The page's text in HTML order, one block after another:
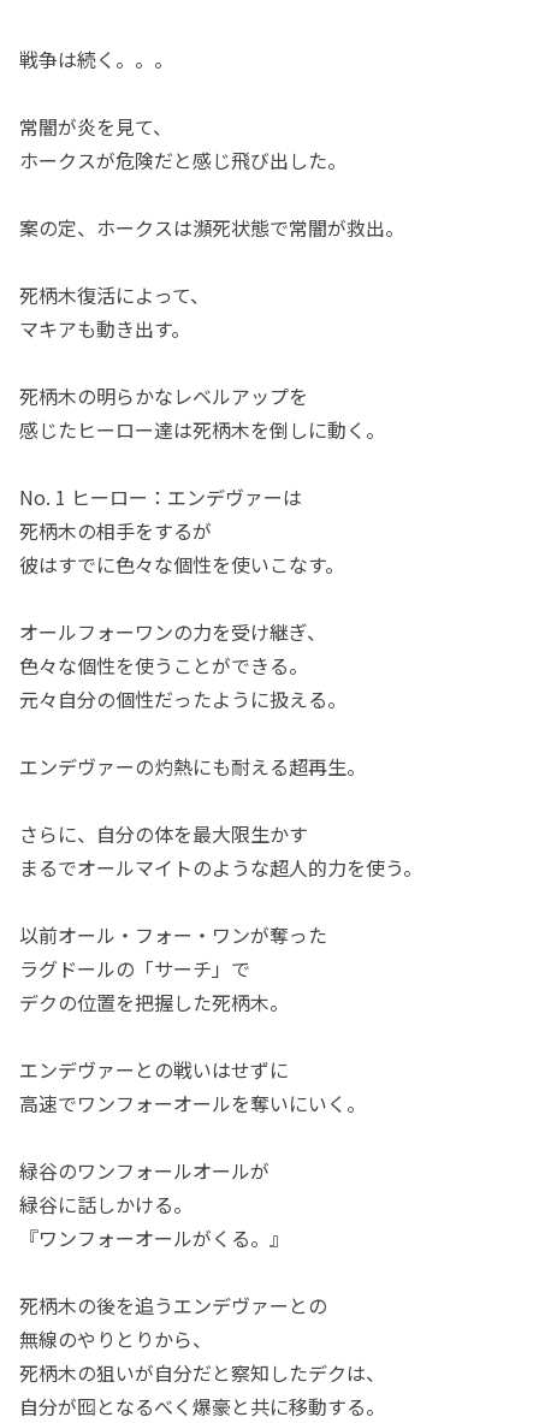
戦争は続く。。。
常闇が炎を見て、
ホークスが危険だと感じ飛び出した。
案の定、ホークスは瀕死状態で常闇が救出。
死柄木復活によって、
マキアも動き出す。
死柄木の明らかなレベルアップを
感じたヒーロー達は死柄木を倒しに動く。
No. 1 ヒーロー：エンデヴァーは
死柄木の相手をするが
彼はすでに色々な個性を使いこなす。
オールフォーワンの力を受け継ぎ、
色々な個性を使うことができる。
元々自分の個性だったように扱える。
エンデヴァーの灼熱にも耐える超再生。
さらに、自分の体を最大限生かす
まるでオールマイトのような超人的力を使う。
以前オール・フォー・ワンが奪った
ラグドールの「サーチ」で
デクの位置を把握した死柄木。
エンデヴァーとの戦いはせずに
高速でワンフォーオールを奪いにいく。
緑谷のワンフォールオールが
緑谷に話しかける。
『ワンフォーオールがくる。』
死柄木の後を追うエンデヴァーとの
無線のやりとりから、
死柄木の狙いが自分だと察知したデクは、
自分が囮となるべく爆豪と共に移動する。